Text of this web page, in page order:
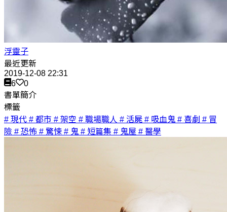
浮靈子
最近更新
2019-12-08 22:31
6
0
書單簡介
標籤
# 現代 # 都市 # 架空 # 職場職人 # 活屍 # 吸血鬼 # 喜劇 # 冒
險 # 恐怖 # 驚悚 # 鬼 # 短篇集 # 鬼屋 # 醫學